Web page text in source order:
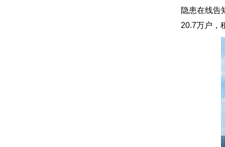
隐患在线告
20.7万户，